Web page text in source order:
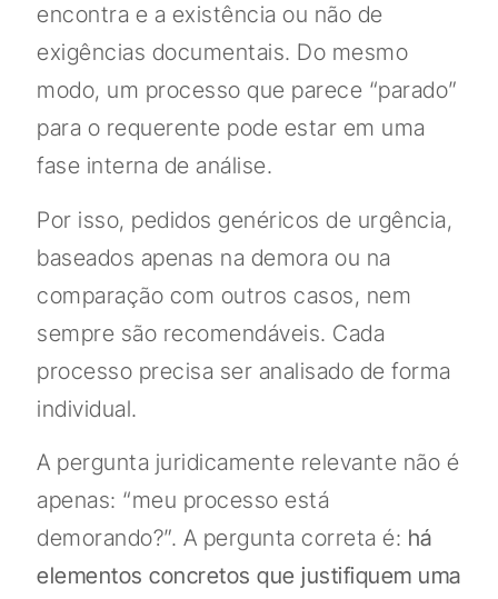
encontra e a existência ou não de
exigências documentais. Do mesmo
modo, um processo que parece “parado”
para o requerente pode estar em uma
fase interna de análise.
Por isso, pedidos genéricos de urgência,
baseados apenas na demora ou na
comparação com outros casos, nem
sempre são recomendáveis. Cada
processo precisa ser analisado de forma
individual.
A pergunta juridicamente relevante não é
apenas: “meu processo está
demorando?”. A pergunta correta é: há
elementos concretos que justifiquem uma